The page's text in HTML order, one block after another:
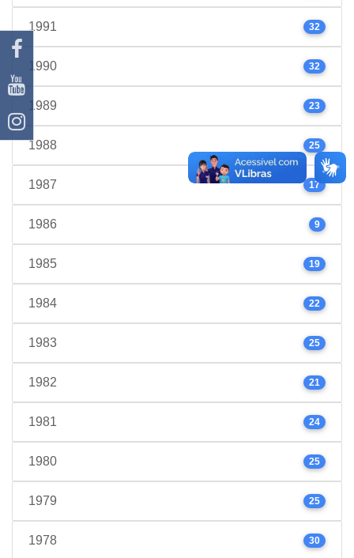
1991 32
1990 32
1989 23
1988 25
1987 17
1986 9
1985 19
1984 22
1983 25
1982 21
1981 24
1980 25
1979 25
1978 30